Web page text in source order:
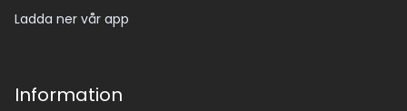
Ladda ner vår app
Information